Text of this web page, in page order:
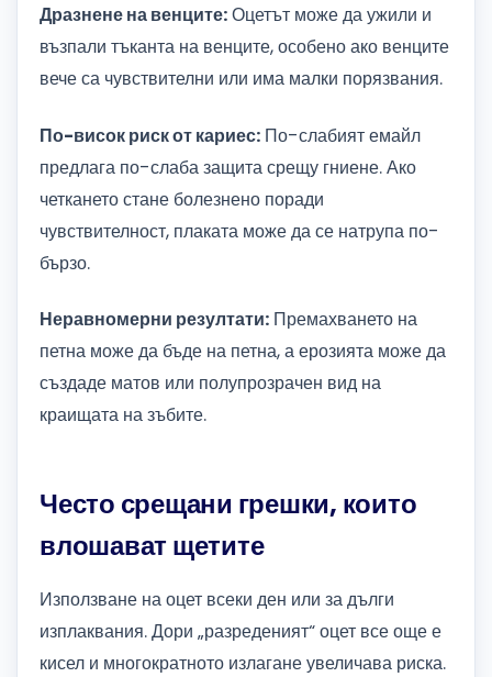
Дразнене на венците:Оцетът може да ужили и
възпали тъканта на венците, особено ако венците
вече са чувствителни или има малки порязвания.
По-висок риск от кариес: По-слабият емайл
предлага по-слаба защита срещу гниене. Ако
четкането стане болезнено поради
чувствителност, плаката може да се натрупа по-
бързо.
Неравномерни резултати: Премахването на
петна може да бъде на петна, а ерозията може да
създаде матов или полупрозрачен вид на
краищата на зъбите.
Често срещани грешки, които
влошават щетите
Използване на оцет всеки ден или за дълги
изплаквания. Дори „разреденият“ оцет все още е
кисел и многократното излагане увеличава риска.